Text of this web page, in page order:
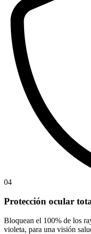
04
Protección ocular
Bloquean el 100% de los
violeta, para una visión